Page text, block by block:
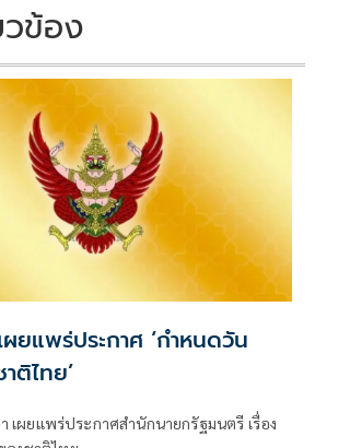
ข้อง
ผยแพร่ประกาศ ‘กำหนดวัน
ติไทย’
เผยแพร่ประกาศสำนักนายกรัฐมนตรี เรื่อง